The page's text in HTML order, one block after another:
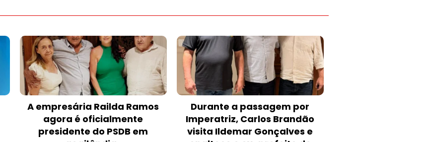
A empresária Railda Ramos
agora é oficialmente
presidente do PSDB em
Durante a passagem por
Imperatriz, Carlos Brandão
visita Ildemar Gonçalves e